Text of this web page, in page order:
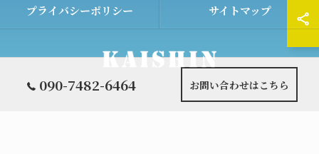
090-7482-6464 お問い合わせはこちら
プライバシーポリシー サイトマップ